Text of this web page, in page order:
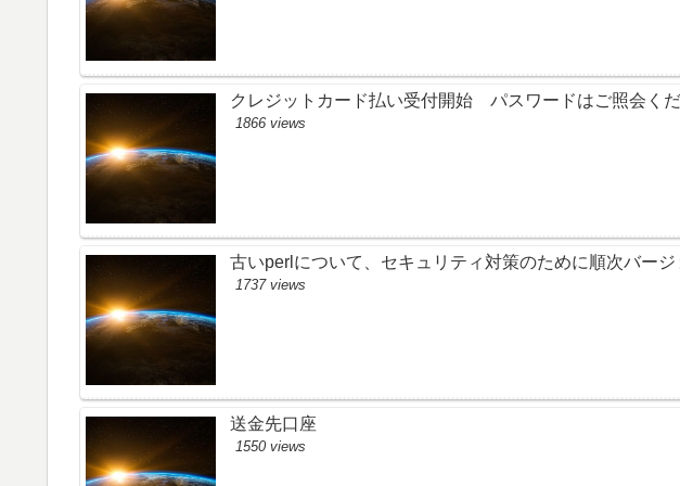
クレジットカード払い受付開始 パスワードはご照会くだ
1866 views
古いperlについて、セキュリティ対策のために順次バージ
1737 views
送金先口座
1550 views